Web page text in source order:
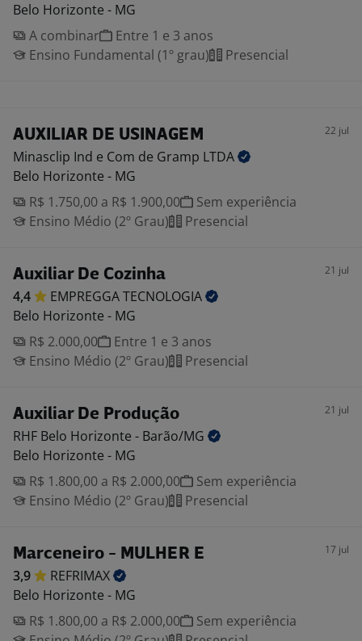
Belo Horizonte - MG
A combinar
Entre 1 e 3 anos
Ensino Fundamental (1º grau)
Presencial
AUXILIAR DE USINAGEM 22 jul
Minasclip Ind e Com de Gramp LTDA
Belo Horizonte - MG
R$ 1.750,00 a R$ 1.900,00
Sem experiência
Ensino Médio (2º Grau)
Presencial
Auxiliar De Cozinha 21 jul
4,4 EMPREGGATECNOLOGIA
Belo Horizonte - MG
R$ 2.000,00
Entre 1 e 3 anos
Ensino Médio (2º Grau)
Presencial
Auxiliar De Produção 21 jul
RHF Belo Horizonte - Barão/MG
Belo Horizonte - MG
R$ 1.800,00 a R$ 2.000,00
Sem experiência
Ensino Médio (2º Grau)
Presencial
Marceneiro - MULHER E 17 jul
3,9
REFRIMAX
Belo Horizonte - MG
R$ 1.800,00 a R$ 2.000,00
Sem experiência